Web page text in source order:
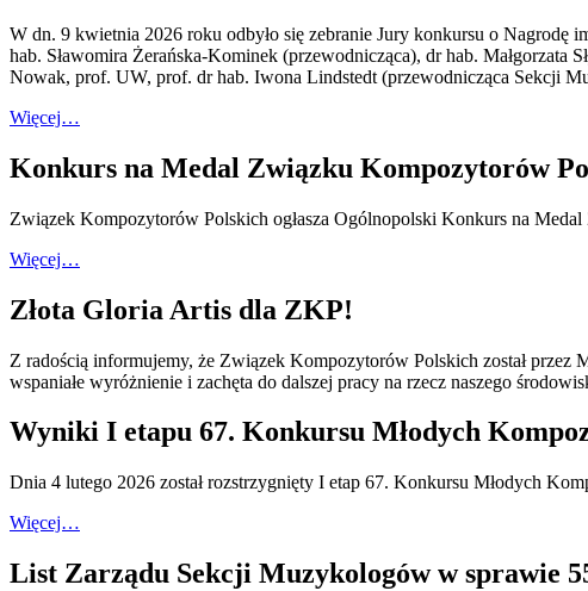
W dn. 9 kwietnia 2026 roku odbyło się zebranie Jury konkursu o
hab. Sławomira Żerańska-Kominek (przewodnicząca), dr hab.
Nowak, prof. UW, prof. dr hab. Iwona Lindstedt (przewodnicząca Sekcji
Więcej…
Konkurs na Medal Związku Kompozytorów
Związek Kompozytorów Polskich ogłasza Ogólnopolski Konkurs na
Więcej…
Złota Gloria Artis dla ZKP!
Z radością informujemy, że Związek Kompozytorów Polskich został
wspaniałe wyróżnienie i zachęta do dalszej pracy na rzecz naszego
Wyniki I etapu 67. Konkursu Młodych
Dnia 4 lutego 2026 został rozstrzygnięty I etap 67. Konkursu Młodych
Więcej…
List Zarządu Sekcji Muzykologów w sprawie